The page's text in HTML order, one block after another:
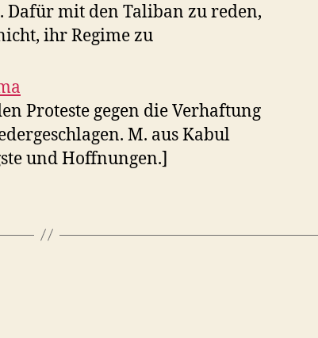
Dafür mit den Taliban zu reden,
ihr Regime zu
Proteste gegen die Verhaftung
M. aus Kabul
und Hoffnungen.]